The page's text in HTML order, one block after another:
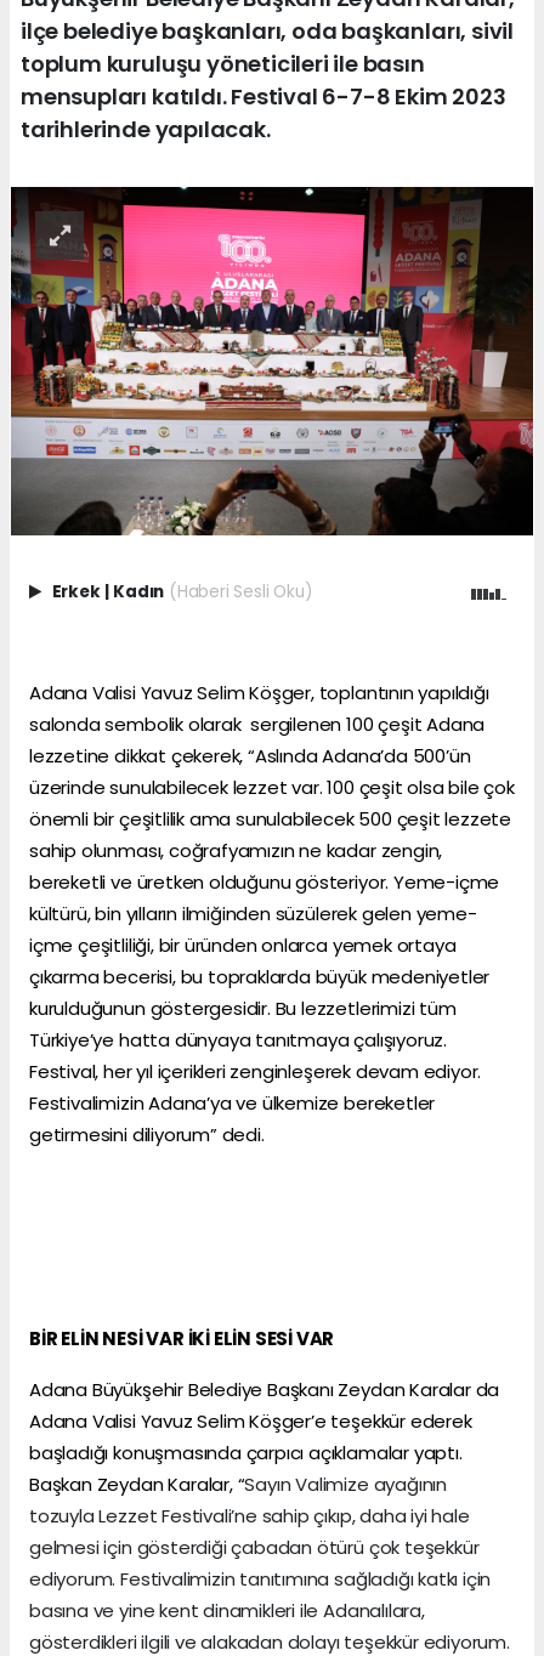
ilçe belediye başkanları, oda başkanları, sivil
toplum kuruluşu yöneticileri ile basın
mensupları katıldı. Festival 6-7-8 Ekim 2023
tarihlerinde yapılacak.
Erkek | Kadın (Haberi Sesli Oku)
Adana Valisi Yavuz Selim Köşger, toplantının yapıldığı
salonda sembolik olarak sergilenen 100 çeşit Adana
lezzetine dikkat çekerek, “Aslında Adana’da 500’ün
üzerinde sunulabilecek lezzet var. 100 çeşit olsa bile çok
önemli bir çeşitlilik ama sunulabilecek 500 çeşit lezzete
sahip olunması, coğrafyamızın ne kadar zengin,
bereketli ve üretken olduğunu gösteriyor. Yeme-içme
kültürü, bin yılların ilmiğinden süzülerek gelen yeme-
içme çeşitliliği, bir üründen onlarca yemek ortaya
çıkarma becerisi, bu topraklarda büyük medeniyetler
kurulduğunun göstergesidir. Bu lezzetlerimizi tüm
Türkiye’ye hatta dünyaya tanıtmaya çalışıyoruz.
Festival, her yıl içerikleri zenginleşerek devam ediyor.
Festivalimizin Adana’ya ve ülkemize bereketler
getirmesini diliyorum” dedi.
BİR ELİN NESİ VAR İKİ ELİN SESİ VAR
Adana Büyükşehir Belediye Başkanı Zeydan Karalar da
Adana Valisi Yavuz Selim Köşger’e teşekkür ederek
başladığı konuşmasında çarpıcı açıklamalar yaptı.
Başkan Zeydan Karalar, “Sayın Valimize ayağının
tozuyla Lezzet Festivali’ne sahip çıkıp, daha iyi hale
gelmesi için gösterdiği çabadan ötürü çok teşekkür
ediyorum. Festivalimizin tanıtımına sağladığı katkı için
basına ve yine kent dinamikleri ile Adanalılara,
gösterdikleri ilgili ve alakadan dolayı teşekkür ediyorum.